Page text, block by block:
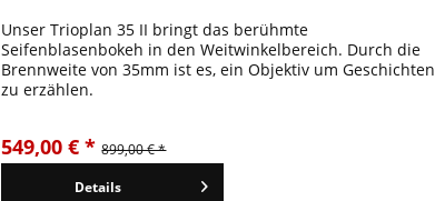
Unser Trioplan 35 II bringt das berühmte
Seifenblasenbokeh in den Weitwinkelbereich. Durch die
Brennweite von 35mm ist es, ein Objektiv um Geschichten
zu erzählen.
549,00 € * 899,00 € *
Details